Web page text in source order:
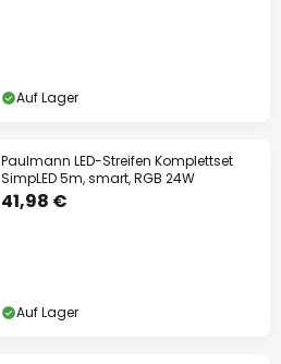
Auf Lager
Paulmann LED-Streifen Komplettset
SimpLED 5m, smart, RGB 24W
41,98 €
Auf Lager